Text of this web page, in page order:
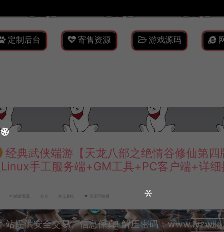
定制后台 寄售资源 游戏源码
经典武侠端游【天龙八部之绝情谷修仙第四
手工服务端+GM工具+PC客户端+详细
端游资源 0 2,818 百度已收录
站提供安全交易、信息保真! 解压密码： 升级会